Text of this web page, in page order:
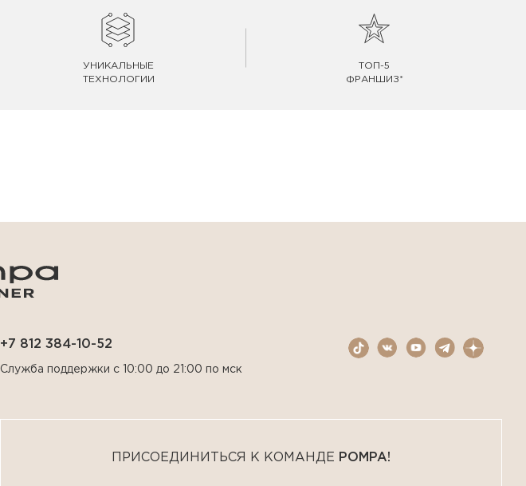
УНИКАЛЬНЫЕ
ТЕХНОЛОГИИ
ТОП-5
ФРАНШИЗ*
ПРИСОЕДИНИТЬСЯ К КОМАНДЕ POMPA!
+7 812 384-10-52
Служба поддержки с 10:00 до 21:00 по мск